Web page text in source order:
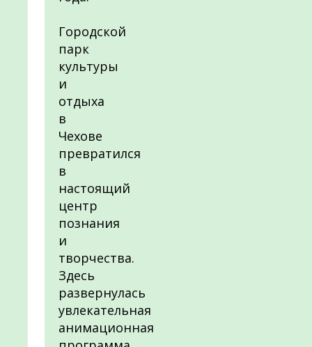
Городской
парк
культуры
и
отдыха
в
Чехове
превратился
в
настоящий
центр
познания
и
творчества.
Здесь
развернулась
увлекательная
анимационная